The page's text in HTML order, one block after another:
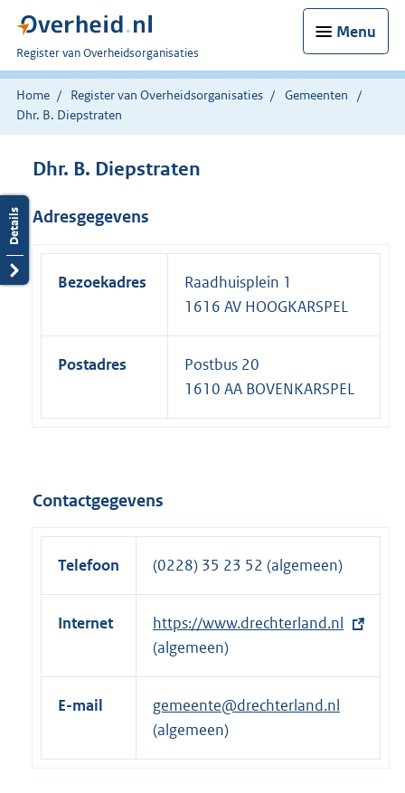
Menu
U
bent
nu
hier:
Register van Overheidsorganisaties
Home Register van Overheidsorganisaties
Gemeenten
Dhr. B. Diepstraten
Dhr. B. Diepstraten
Adresgegevens
Bezoekadres
Raadhuisplein 1
1616 AV HOOGKARSPEL
Postadres
Postbus 20
1610 AA BOVENKARSPEL
Contactgegevens
Telefoon (0228) 35 23 52 (algemeen)
Internet
E
x
t
r
e
https://www.drechterland.nl
(algemeen)
E-mail
gemeente@drechterland.nl
(algemeen)